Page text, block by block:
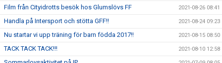
Film från Cityidrotts besök hos Glumslövs FF 2021-08-26 08:41
Handla på Intersport och stötta GFF!! 2021-08-24 09:23
Nu startar vi upp träning för barn födda 2017!! 2021-08-15 08:50
TACK TACK TACK!!! 2021-08-10 12:58